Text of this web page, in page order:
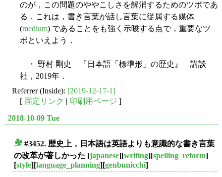
のが，この問題のややこしさを解消するためのツボであ
る．これは，書き言葉が話し言葉に従属する媒体
(medium) であることをも強く示唆する点で，重要なツ
ボといえよう．
・ 野村 剛史 『日本語「標準形」の歴史』 講談
社，2019年．
Referrer (Inside): [2019-12-17-1]
[ 固定リンク | 印刷用ページ ]
2018-10-09 Tue
#3452. 歴史上，日本語は英語よりも意識的な書き言葉
の改革が著しかった [japanese][writing][spelling_reform]
[style][language_planning][genbunicchi]